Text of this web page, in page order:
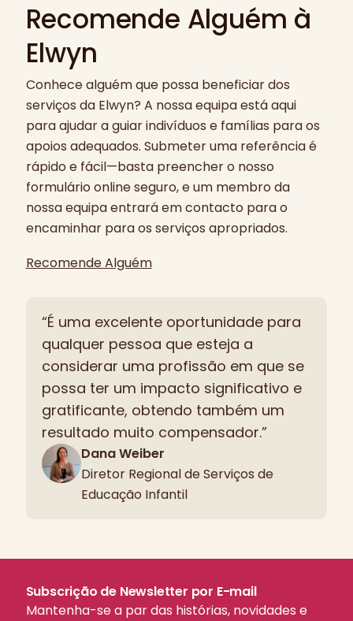
Recomende Alguém à
Elwyn
Conhece alguém que possa beneficiar dos
serviços da Elwyn? A nossa equipa está aqui
para ajudar a guiar indivíduos e famílias para os
apoios adequados. Submeter uma referência é
rápido e fácil—basta preencher o nosso
formulário online seguro, e um membro da
nossa equipa entrará em contacto para o
encaminhar para os serviços apropriados.
Recomende Alguém
“É uma excelente oportunidade para
qualquer pessoa que esteja a
considerar uma profissão em que se
possa ter um impacto significativo e
gratificante, obtendo também um
resultado muito compensador.”
Dana Weiber
Diretor Regional de Serviços de
Educação Infantil
Subscrição de Newsletter por E-mail
Mantenha-se a par das histórias, novidades e